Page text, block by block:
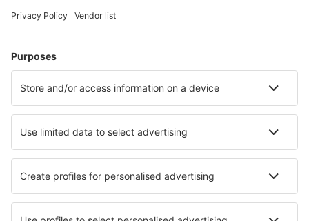
Cazare în Danemarca - Orașe populare
Cazare în Ebeltoft
Cazare în Copenhaga Cazare în Hemmet
Cazare în Holbaek Cazare în Hampen
Cazare în Augustenborg Cazare în Bindslev
Cele mai bune locuri de cazare - orașe
Cazare în Slupca Cazare în Merselo